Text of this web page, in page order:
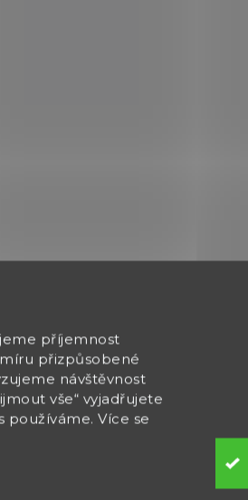
příjemnost
přizpůsobené
návštěvnost
vše“ vyjadřujete
používáme. Více se